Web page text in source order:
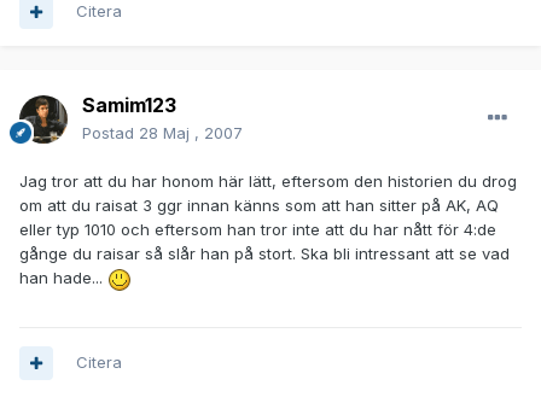
Citera
Samim123
Postad 28 Maj , 2007
Jag tror att du har honom här lätt, eftersom den historien du drog
om att du raisat 3 ggr innan känns som att han sitter på AK, AQ
eller typ 1010 och eftersom han tror inte att du har nått för 4:de
gånge du raisar så slår han på stort. Ska bli intressant att se vad
han hade...
Citera